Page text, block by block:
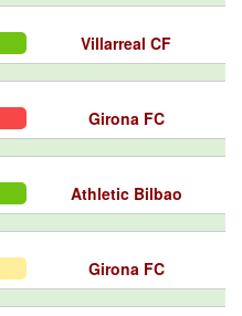
Villarreal CF
Girona FC
Athletic Bilbao
Girona FC